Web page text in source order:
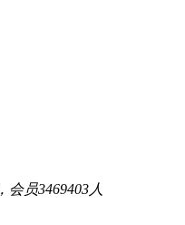
会员3469403人